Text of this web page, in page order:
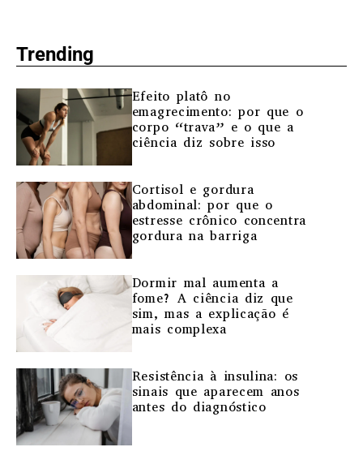
Trending
Efeito platô no
emagrecimento: por que o
corpo “trava” e o que a
ciência diz sobre isso
Cortisol e gordura
abdominal: por que o
estresse crônico concentra
gordura na barriga
Dormir mal aumenta a
fome? A ciência diz que
sim, mas a explicação é
mais complexa
Resistência à insulina: os
sinais que aparecem anos
antes do diagnóstico